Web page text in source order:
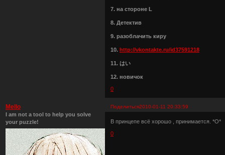
7. на стороне L
8. Детектив
9. разоблачить киру
10.http://vkontakte.ru/id37591218
11. はい
12. новичок
0
Поделиться2010-01-11 20:33:59
Mello
I am not a tool to help you solve
your puzzle!
В принцепе всё хорошо , принимается. *О*
0